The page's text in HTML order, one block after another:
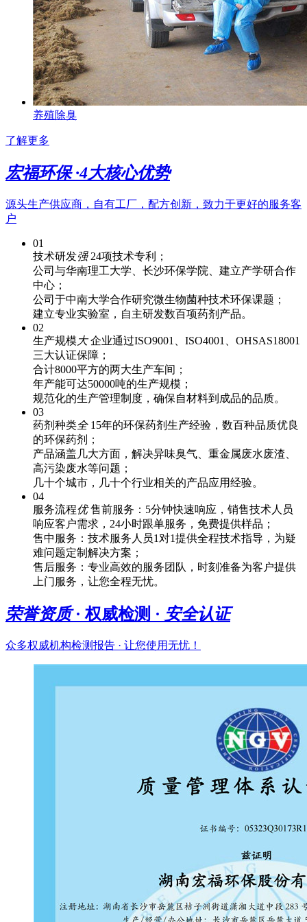
养殖除臭
了解更多
宏福环保 ·4大核心优势
源头生产供应商，自有工厂，配方创新，致力于更好的服务客
户
01
技术研发强 24项技术专利；
公司与华南理工大学、长沙环保学院、建立产学研合作
中心；
公司于中南大学合作研究微生物菌种技术环保课题；
建立专业实验室，自主研发数百项药剂产品。
02
生产规模 大 企业通过ISO9001、ISO4001、OHSAS18001
三大认证保障；
合计8000平方的两大生产车间；
年产能可达50000吨的生产规模；
规范化的生产管理制度，确保自材料到成品的品质。
03
药剂种类全 15年的环保药剂生产经验，数百种品质优良
的环保药剂；
产品涵盖几大方面，解决异味臭气、重金属废水废渣、
高污染废水等问题；
几十个城市，几十个行业相关的产品应用经验。
04
服务流程优 售前服务：5分钟快速响应，销售技术人员
响应客户需求，24小时跟单服务，免费提供样品；
售中服务：技术服务人员1对1提供全程技术指导，为疑
难问题定制解决方案；
售后服务：专业高效的服务团队，时刻准备为客户提供
上门服务，让您全程无忧。
荣誉资质· 权威检测 · 安全认证
众多权威机构检测报告 · 让您使用无忧！